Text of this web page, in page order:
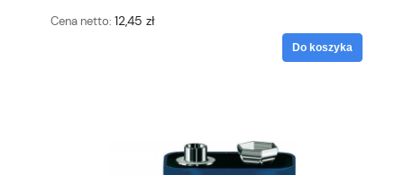
Cena netto: 12,45 zł
Do koszyka